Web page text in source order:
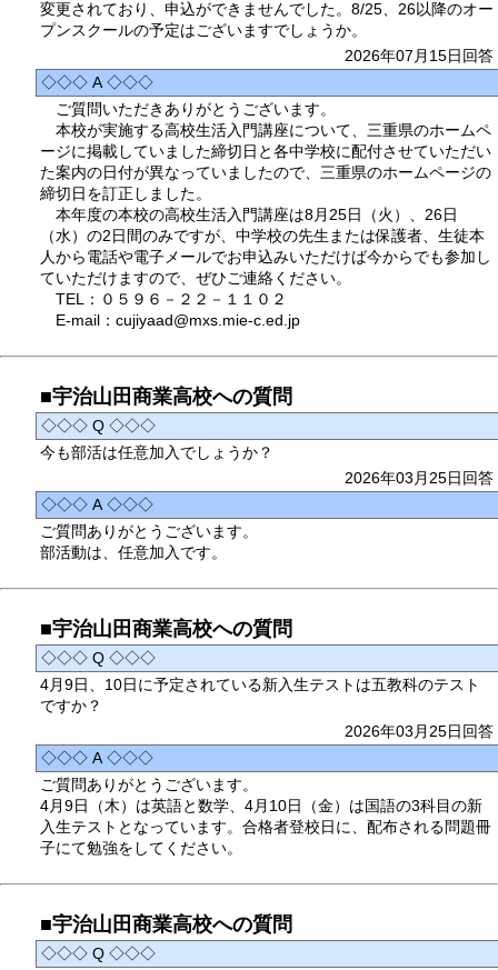
変更されており、申込ができませんでした。8/25、26以降のオー
プンスクールの予定はございますでしょうか。
2026年07月15日回答
◇◇◇ A ◇◇◇
ご質問いただきありがとうございます。
本校が実施する高校生活入門講座について、三重県のホームペ
ージに掲載していました締切日と各中学校に配付させていただい
た案内の日付が異なっていましたので、三重県のホームページの
締切日を訂正しました。
本年度の本校の高校生活入門講座は8月25日（火）、26日
（水）の2日間のみですが、中学校の先生または保護者、生徒本
人から電話や電子メールでお申込みいただけば今からでも参加し
ていただけますので、ぜひご連絡ください。
TEL：０５９６－２２－１１０２
E-mail：cujiyaad@mxs.mie-c.ed.jp
■宇治山田商業高校への質問
◇◇◇ Q ◇◇◇
今も部活は任意加入でしょうか？
2026年03月25日回答
◇◇◇ A ◇◇◇
ご質問ありがとうございます。
部活動は、任意加入です。
■宇治山田商業高校への質問
◇◇◇ Q ◇◇◇
4月9日、10日に予定されている新入生テストは五教科のテスト
ですか？
2026年03月25日回答
◇◇◇ A ◇◇◇
ご質問ありがとうございます。
4月9日（木）は英語と数学、4月10日（金）は国語の3科目の新
入生テストとなっています。合格者登校日に、配布される問題冊
子にて勉強をしてください。
■宇治山田商業高校への質問
◇◇◇ Q ◇◇◇